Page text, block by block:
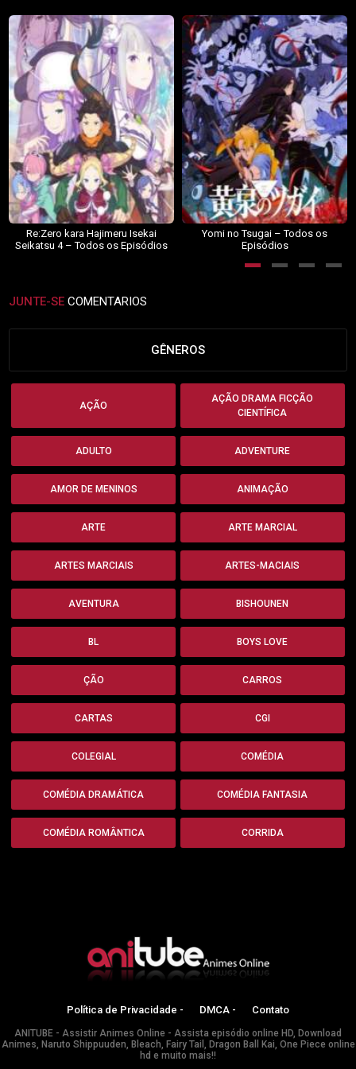
Re:Zero kara Hajimeru Isekai
Seikatsu 4 – Todos os Episódios
Yomi no Tsugai – Todos os
Episódios
JUNTE-SE COMENTARIOS
GÊNEROS
AÇÃO
AÇÃO DRAMA FICÇÃO
CIENTÍFICA
ADULTO ADVENTURE
AMOR DE MENINOS ANIMAÇÃO
ARTE ARTE MARCIAL
ARTES MARCIAIS ARTES-MACIAIS
AVENTURA BISHOUNEN
BL BOYS LOVE
ÇÃO CARROS
CARTAS CGI
COLEGIAL COMÉDIA
COMÉDIA DRAMÁTICA COMÉDIA FANTASIA
COMÉDIA ROMÂNTICA CORRIDA
Política de Privacidade - DMCA - Contato
ANITUBE - Assistir Animes Online - Assista episódio online HD, Download
Animes, Naruto Shippuuden, Bleach, Fairy Tail, Dragon Ball Kai, One Piece online
hd e muito mais!!